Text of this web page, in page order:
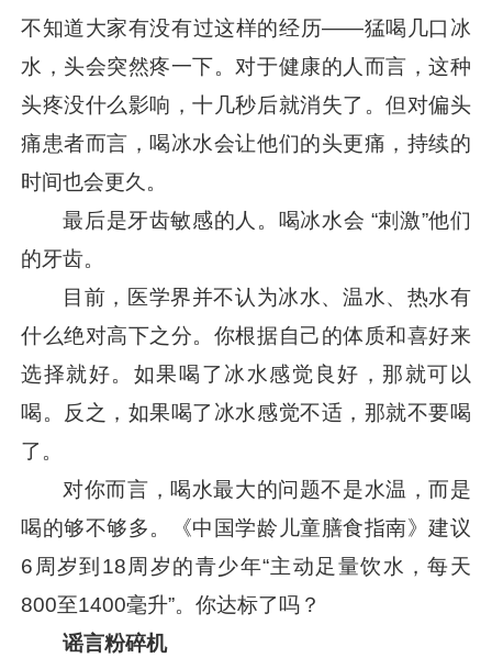
不知道大家有没有过这样的经历——猛喝几口冰
水，头会突然疼一下。对于健康的人而言，这种
头疼没什么影响，十几秒后就消失了。但对偏头
痛患者而言，喝冰水会让他们的头更痛，持续的
时间也会更久。
最后是牙齿敏感的人。喝冰水会 “刺激”他们
的牙齿。
目前，医学界并不认为冰水、温水、热水有
什么绝对高下之分。你根据自己的体质和喜好来
选择就好。如果喝了冰水感觉良好，那就可以
喝。反之，如果喝了冰水感觉不适，那就不要喝
了。
对你而言，喝水最大的问题不是水温，而是
喝的够不够多。《中国学龄儿童膳食指南》建议
6周岁到18周岁的青少年“主动足量饮水，每天
800至1400毫升”。你达标了吗？
谣言粉碎机